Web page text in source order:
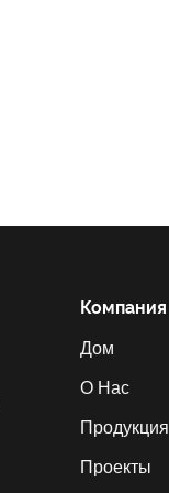
Компания
Дом
О Нас
Продукция
Проекты